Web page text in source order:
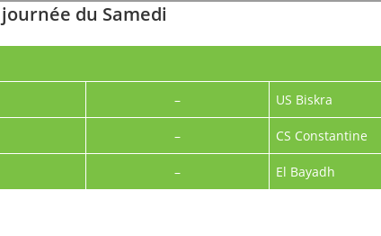
du Samedi
– US Biskra
– CS Constantine
– El Bayadh